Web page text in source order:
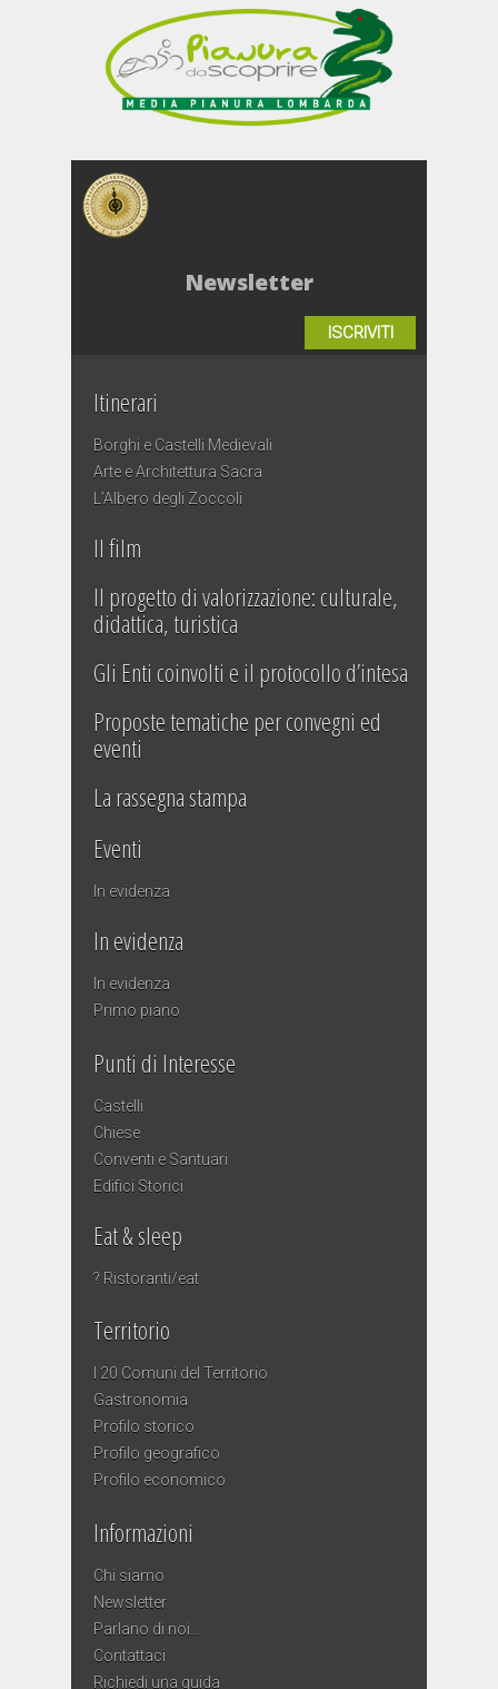
Newsletter
ISCRIVITI
Itinerari
Borghi e Castelli Medievali
Arte e Architettura Sacra
L’Albero degli Zoccoli
Il film
Il progetto di valorizzazione: culturale,
didattica, turistica
Gli Enti coinvolti e il protocollo d’intesa
Proposte tematiche per convegni ed
eventi
La rassegna stampa
Eventi
In evidenza
In evidenza
In evidenza
Primo piano
Punti di Interesse
Castelli
Chiese
Conventi e Santuari
Edifici Storici
Eat & sleep
? Ristoranti/eat
Territorio
I 20 Comuni del Territorio
Gastronomia
Profilo storico
Profilo geografico
Profilo economico
Informazioni
Chi siamo
Newsletter
Parlano di noi…
Contattaci
Richiedi una guida